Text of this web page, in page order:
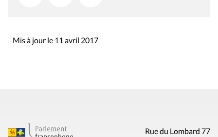
Mis à jour le 11 avril 2017
Rue du Lombard 77